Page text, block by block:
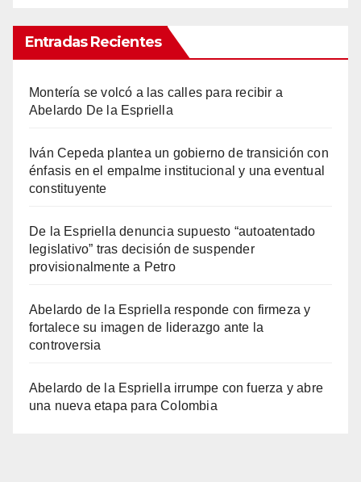
Entradas Recientes
Montería se volcó a las calles para recibir a
Abelardo De la Espriella
Iván Cepeda plantea un gobierno de transición con
énfasis en el empalme institucional y una eventual
constituyente
De la Espriella denuncia supuesto “autoatentado
legislativo” tras decisión de suspender
provisionalmente a Petro
Abelardo de la Espriella responde con firmeza y
fortalece su imagen de liderazgo ante la
controversia
Abelardo de la Espriella irrumpe con fuerza y abre
una nueva etapa para Colombia